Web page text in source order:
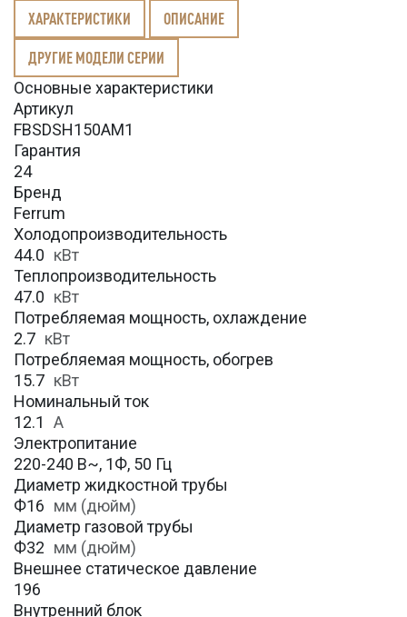
ХАРАКТЕРИСТИКИ ОПИСАНИЕ
ДРУГИЕ МОДЕЛИ СЕРИИ
Основные характеристики
Артикул
FBSDSH150AM1
Гарантия
24
Бренд
Ferrum
Холодопроизводительность
44.0 кВт
Теплопроизводительность
47.0 кВт
Потребляемая мощность, охлаждение
2.7 кВт
Потребляемая мощность, обогрев
15.7 кВт
Номинальный ток
12.1
А
Электропитание
220-240 В~, 1Ф, 50 Гц
Диаметр жидкостной трубы
Ф16 мм (дюйм)
Диаметр газовой трубы
Ф32 мм (дюйм)
Внешнее статическое давление
196
Внутренний блок